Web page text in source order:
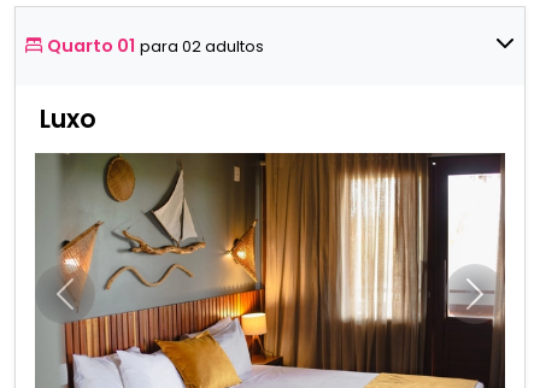
Quarto 01 para 02 adultos
Luxo
Anterior